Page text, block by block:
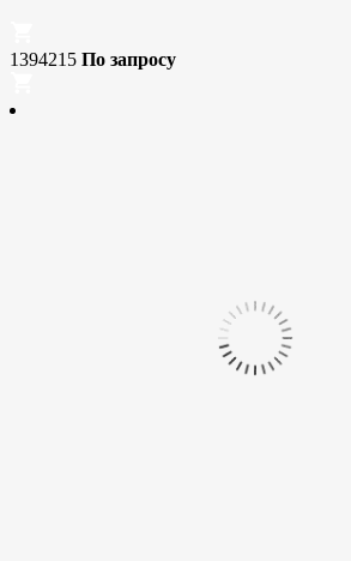
1394215 По запросу